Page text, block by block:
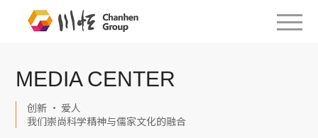
MEDIA CENTER
创新 · 爱人
我们崇尚科学精神与儒家文化的融合